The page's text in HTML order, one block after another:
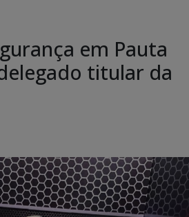
em Pauta
titular da